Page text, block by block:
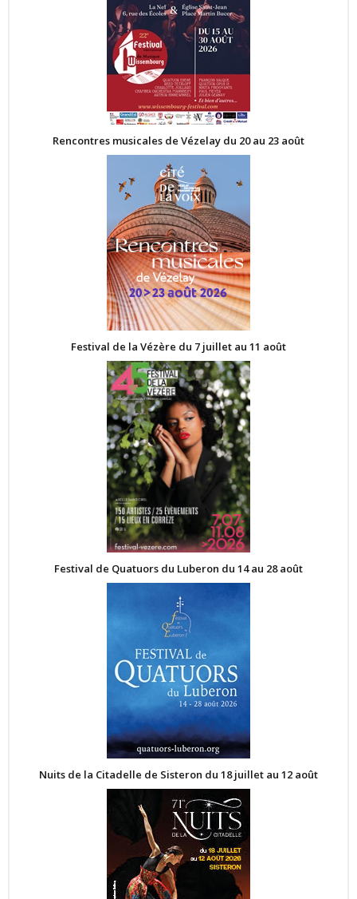
Rencontres musicales de Vézelay du 20 au 23 août
Festival de la Vézère du 7 juillet au 11 août
Festival de Quatuors du Luberon du 14 au 28 août
Nuits de la Citadelle de Sisteron du 18 juillet au 12 août